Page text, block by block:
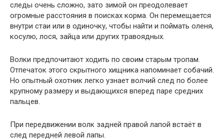
следы очень сложно, зато зимой он преодолевает
огромные расстояния в поисках корма. Он перемещается
внутри стаи или в одиночку, чтобы найти и поймать оленя,
косулю, лося, зайца или других травоядных.
Волки предпочитают ходить по своим старым тропам.
Отпечаток этого скрытного хищника напоминает собачий.
Но опытный охотник легко узнает волчий след по более
крупному размеру и выдающихся вперед паре средних
пальцев.
При передвижении волк задней правой лапой встаёт в
след передней левой лапы.